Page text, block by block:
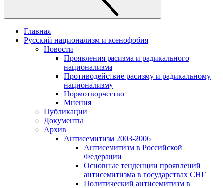
Главная
Русский национализм и ксенофобия
Новости
Проявления расизма и радикального
национализма
Противодействие расизму и радикальному
национализму
Нормотворчество
Мнения
Публикации
Документы
Архив
Антисемитизм 2003-2006
Антисемитизм в Российской
Федерации
Основные тенденции проявлений
антисемитизма в государствах СНГ
Политический антисемитизм в